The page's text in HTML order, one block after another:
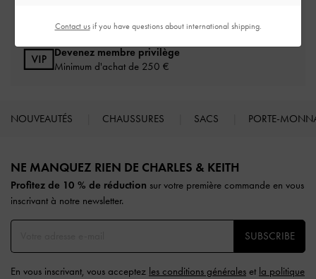
Devenez membre privilège
Minimum d'achat de 250 €
NOUVEAUTÉS CHAUSSURES SACS PORTE-
NE MANQUEZ RIEN DE CHARLES & KEITH​​
Profitez de 10 % de réduction sur votre première commande en vous
inscrivant à notre newsletter.
SUBSCRIBE
En vous inscrivant, vous acceptez les conditions générales et la politique
Contact usif you have questions about international shipping.